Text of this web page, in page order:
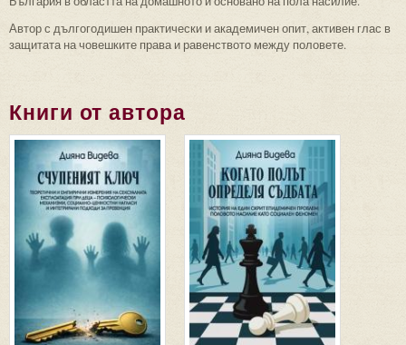
Автор с дългогодишен практически и академичен опит, активен глас в
защитата на човешките права и равенството между половете.
Книги от автора